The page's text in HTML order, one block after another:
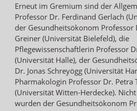
Erneut im Gremium sind der
Professor Dr. Ferdinand Gerlach
der Gesundheitsökonom Professor
Greiner (Universität Bielefeld), die
Pflegewissenschaftlerin Professor
(Universität Halle), der
Dr. Jonas Schreyögg (Universität
Pharmakologin Professor Dr. Petra
(Universität Witten-Herdecke).
wurden der Gesundheitsökonom